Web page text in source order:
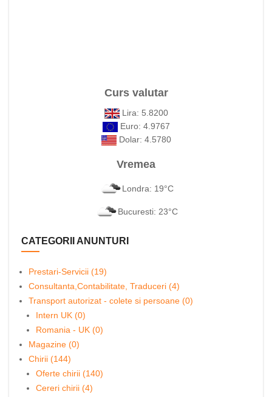
Curs valutar
Lira: 5.8200
Euro: 4.9767
Dolar: 4.5780
Vremea
Londra: 19°C
Bucuresti: 23°C
CATEGORII ANUNTURI
Prestari-Servicii (19)
Consultanta,Contabilitate, Traduceri (4)
Transport autorizat - colete si persoane (0)
Intern UK (0)
Romania - UK (0)
Magazine (0)
Chirii (144)
Oferte chirii (140)
Cereri chirii (4)